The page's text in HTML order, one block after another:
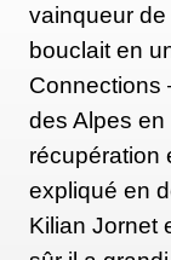
vainqueur de
bouclait en
Connections
des Alpes
récupération
expliqué en
Kilian Jornet